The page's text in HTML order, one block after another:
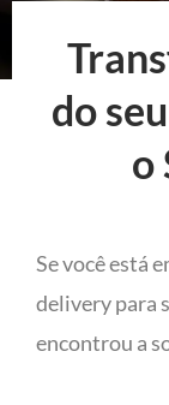
do
o
Se você está
delivery para
encontrou a